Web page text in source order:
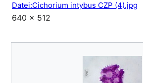
Datei:Cichorium intybus CZP (4).jpg
640 × 512